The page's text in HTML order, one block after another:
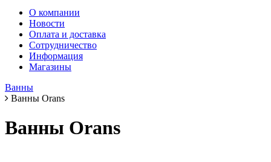
О компании
Новости
Оплата и доставка
Сотрудничество
Информация
Магазины
Ванны
Ванны Orans
Ванны Orans